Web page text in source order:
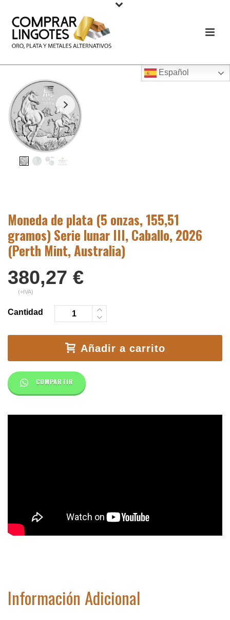
Español
Moneda de plata (5 onzas, 155,51
gramos) Serie lunar III, Caballo, 2026
(Perth Mint, Australia)
380,27 €
(+IVA)
Cantidad
Añadir a carrito
COMPARTIR
Información Adicional